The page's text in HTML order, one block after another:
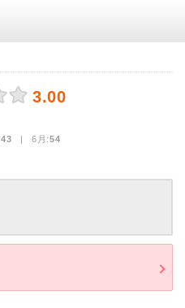
3.00
43 | 6月:54